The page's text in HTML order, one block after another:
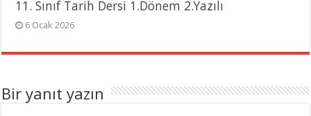
11. Sınıf Tarih Dersi 1.Dönem 2.Yazılı
6 Ocak 2026
Bir yanıt yazın